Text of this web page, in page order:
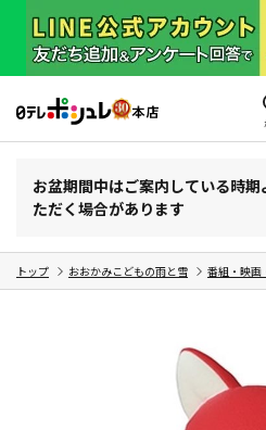
お盆期間中はご案内している時
ただく場合があります
トップ おおかみこどもの雨と雪 番組・映画